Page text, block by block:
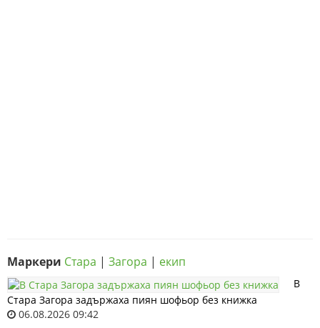
Маркери Стара | Загора | екип
В
Стара Загора задържаха пиян шофьор без книжка
06.08.2026 09:42